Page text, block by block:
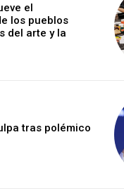
el
los pueblos
del arte y la
tras polémico